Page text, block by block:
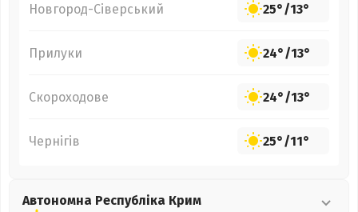
Новгород-Сіверський 25°/13°
Прилуки 24°/13°
Скороходове 24°/13°
Чернігів 25°/11°
Автономна Республіка Крим